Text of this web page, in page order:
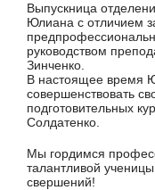
Выпускница
Юлиана с отличием
руководством
Зинченко.
В настоящее время
совершенствовать
подготовительных
Солдатенко.
Мы гордимся
талантливой
свершений!